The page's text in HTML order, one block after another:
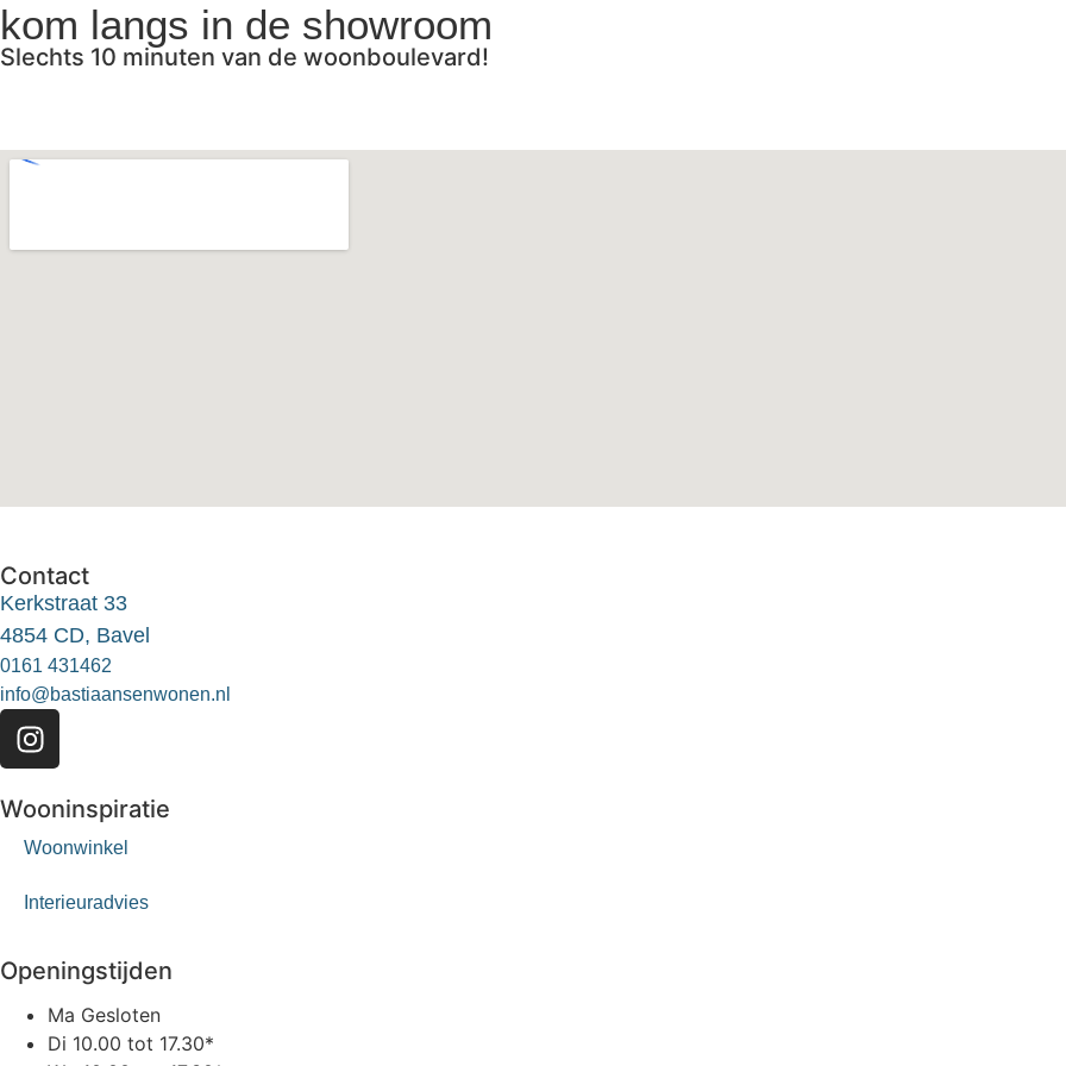
kom langs in de showroom
Slechts 10 minuten van de woonboulevard!
Contact
Kerkstraat 33
4854 CD, Bavel
0161 431462
info@bastiaansenwonen.nl
Wooninspiratie
Woonwinkel
Interieuradvies
Openingstijden
Ma Gesloten
Di 10.00 tot 17.30*